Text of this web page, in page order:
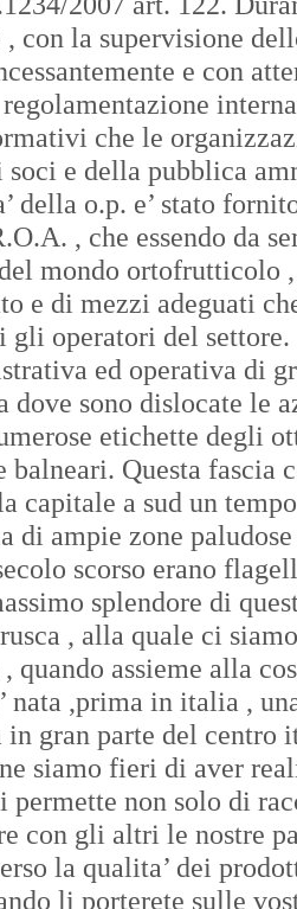
con la supervisione
e con
che le
e della pubblica
della o.p. e’ stato
, che essendo da
mondo ortofrutticolo
e di mezzi adeguati
operatori del settore.
ed operativa di
dove sono dislocate le
etichette degli
balneari. Questa fascia
capitale a sud un
di ampie zone
scorso erano
splendore di
, alla quale ci
quando assieme alla
nata ,prima in italia ,
in gran parte del
siamo fieri di aver
permette non solo di
con gli altri le nostre
la qualita’ dei
li porterete sulle